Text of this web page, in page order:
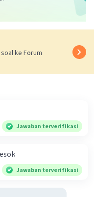
membersihkan
sikap
ada penjelasan
topik
ke Forum
Jawaban terverifikasi
Jawaban terverifikasi